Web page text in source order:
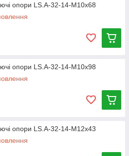
опори LS.A-32-14-M10x68
опори LS.A-32-14-M10x98
опори LS.A-32-14-M12x43